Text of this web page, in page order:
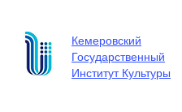
Кемеровский
Государственный
Институт Культуры